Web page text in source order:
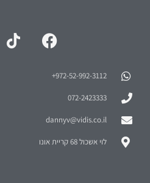
972-52-992-3112⁩+
072-2423333
dannyv@vidis.co.il
לוי אשכול 68 קריית אונו